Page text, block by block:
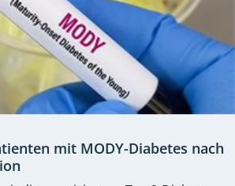
mit MODY-Diabetes nach